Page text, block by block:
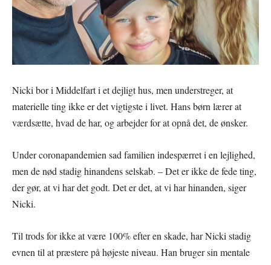
Nicki bor i Middelfart i et dejligt hus, men understreger, at
materielle ting ikke er det vigtigste i livet. Hans børn lærer at
værdsætte, hvad de har, og arbejder for at opnå det, de ønsker.
Under coronapandemien sad familien indespærret i en lejlighed,
men de nød stadig hinandens selskab. – Det er ikke de fede ting,
der gør, at vi har det godt. Det er det, at vi har hinanden, siger
Nicki.
Til trods for ikke at være 100% efter en skade, har Nicki stadig
evnen til at præstere på højeste niveau. Han bruger sin mentale